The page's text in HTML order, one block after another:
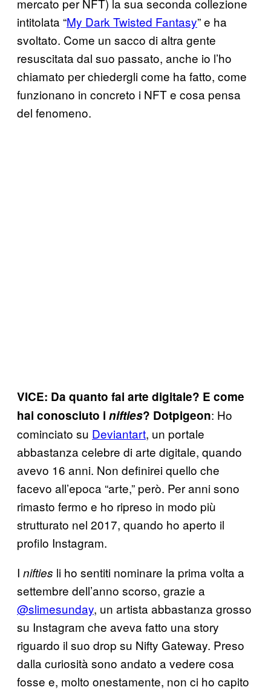
intitolata “My Dark Twisted Fantasy” e ha
svoltato. Come un sacco di altra gente
resuscitata dal suo passato, anche io l’ho
chiamato per chiedergli come ha fatto, come
funzionano in concreto i NFT e cosa pensa
del fenomeno.
VICE: Da quanto fai arte digitale? E come
hai conosciuto i nifties? Dotpigeon: Ho
cominciato su Deviantart, un portale
abbastanza celebre di arte digitale, quando
avevo 16 anni. Non definirei quello che
facevo all’epoca “arte,” però. Per anni sono
rimasto fermo e ho ripreso in modo più
strutturato nel 2017, quando ho aperto il
profilo Instagram.
I nifties li ho sentiti nominare la prima volta a
settembre dell’anno scorso, grazie a
@slimesunday, un artista abbastanza grosso
su Instagram che aveva fatto una story
riguardo il suo drop su Nifty Gateway. Preso
dalla curiosità sono andato a vedere cosa
fosse e, molto onestamente, non ci ho capito